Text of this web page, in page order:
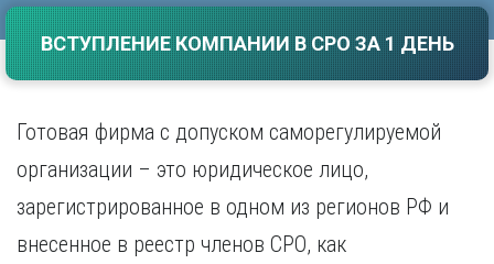
Волгоград
Воронеж
Е
Екатеринбург
И
Ижевск
Иркутск
Саратов
Севастополь
Сочи
Ставрополь
Тамбов
Тверь
ВСТУПЛЕНИЕ КОМПАНИИ В СРО ЗА 1 ДЕНЬ
Готовая фирма с допуском саморегулируемой
организации – это юридическое лицо,
зарегистрированное в одном из регионов РФ и
внесенное в реестр членов СРО, как